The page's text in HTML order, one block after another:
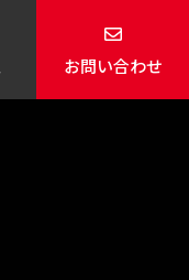
お問い合わせ